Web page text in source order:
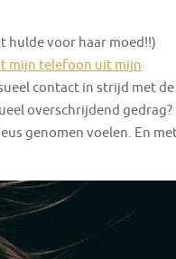
hulde voor haar moed!!)
mijn telefoon uit mijn
contact in strijd met de
overschrijdend gedrag?
genomen voelen. En